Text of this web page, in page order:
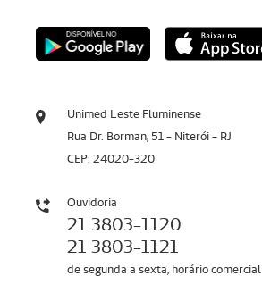
Unimed Leste Fluminense
Rua Dr. Borman, 51 - Niterói - RJ
CEP: 24020-320
Ouvidoria
21 3803-1120
21 3803-1121
de segunda a sexta, horário comercial